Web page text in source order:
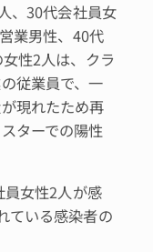
、30代会社員女
業男性、40代
性2人は、クラ
従業員で、一
現れたため再
ターでの陽性
女性2人が感
ている感染者の